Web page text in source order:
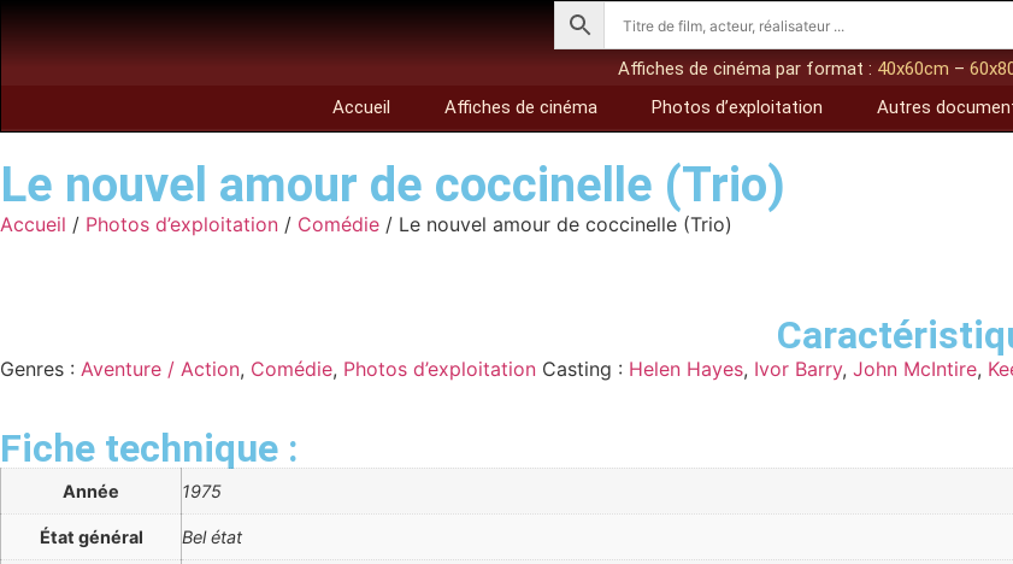
Affiches de cinéma par format : 40x60cm –
Accueil
Affiches de cinéma Photos d’exploitation Autres
Le nouvel amour de coccinelle (Trio)
Accueil / Photos d’exploitation / Comédie / Le nouvel amour de coccinelle (Trio)
Genres : Aventure / Action, Comédie, Photos d’exploitation Casting : Helen Hayes, Ivor Barry, John McIntire,
Fiche technique :
Année 1975
État général Bel état